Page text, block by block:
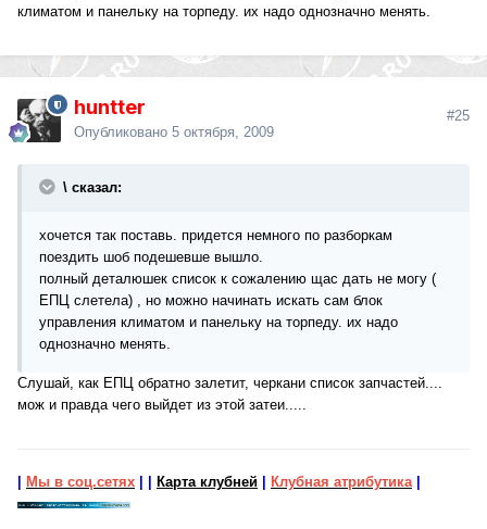
климатом и панельку на торпеду. их надо однозначно менять.
huntter
Опубликовано 5 октября, 2009
#25
\ сказал:
хочется так поставь. придется немного по разборкам
поездить шоб подешевше вышло.
полный деталюшек список к сожалению щас дать не могу (
ЕПЦ слетела) , но можно начинать искать сам блок
управления климатом и панельку на торпеду. их надо
однозначно менять.
Слушай, как ЕПЦ обратно залетит, черкани список запчастей....
мож и правда чего выйдет из этой затеи.....
Мы в соц.сетях Карта клубней Клубная атрибутика|